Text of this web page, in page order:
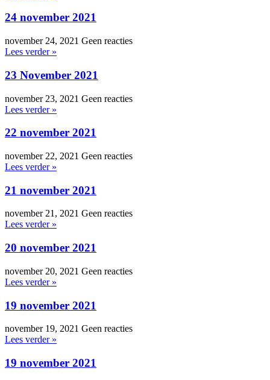
24 november 2021
november 24, 2021 Geen reacties
Lees verder »
23 November 2021
november 23, 2021 Geen reacties
Lees verder »
22 november 2021
november 22, 2021 Geen reacties
Lees verder »
21 november 2021
november 21, 2021 Geen reacties
Lees verder »
20 november 2021
november 20, 2021 Geen reacties
Lees verder »
19 november 2021
november 19, 2021 Geen reacties
Lees verder »
19 november 2021